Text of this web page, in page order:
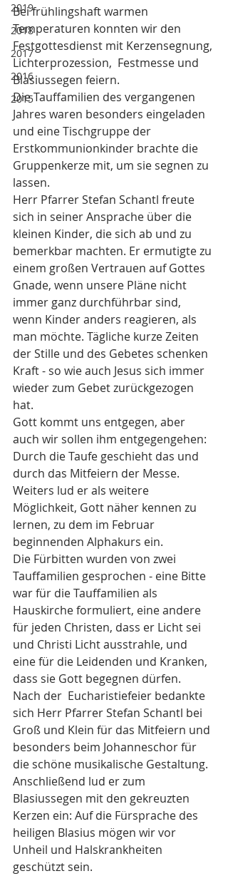
2019
2018
2017
2016
2015
Bei frühlingshaft warmen
Temperaturen konnten wir den
Festgottesdienst mit Kerzensegnung,
Lichterprozession,  Festmesse und
Blasiussegen feiern.
Die Tauffamilien des vergangenen
Jahres waren besonders eingeladen
und eine Tischgruppe der
Erstkommunionkinder brachte die
Gruppenkerze mit, um sie segnen zu
lassen.
Herr Pfarrer Stefan Schantl freute
sich in seiner Ansprache über die
kleinen Kinder, die sich ab und zu
bemerkbar machten. Er ermutigte zu
einem großen Vertrauen auf Gottes
Gnade, wenn unsere Pläne nicht
immer ganz durchführbar sind,
wenn Kinder anders reagieren, als
man möchte. Tägliche kurze Zeiten
der Stille und des Gebetes schenken
Kraft - so wie auch Jesus sich immer
wieder zum Gebet zurückgezogen
hat.
Gott kommt uns entgegen, aber
auch wir sollen ihm entgegengehen:
Durch die Taufe geschieht das und
durch das Mitfeiern der Messe.
Weiters lud er als weitere
Möglichkeit, Gott näher kennen zu
lernen, zu dem im Februar
beginnenden Alphakurs ein.
Die Fürbitten wurden von zwei
Tauffamilien gesprochen - eine Bitte
war für die Tauffamilien als
Hauskirche formuliert, eine andere
für jeden Christen, dass er Licht sei
und Christi Licht ausstrahle, und
eine für die Leidenden und Kranken,
dass sie Gott begegnen dürfen.
Nach der  Eucharistiefeier bedankte
sich Herr Pfarrer Stefan Schantl bei
Groß und Klein für das Mitfeiern und
besonders beim Johanneschor für
die schöne musikalische Gestaltung.
Anschließend lud er zum
Blasiussegen mit den gekreuzten
Kerzen ein: Auf die Fürsprache des
heiligen Blasius mögen wir vor
Unheil und Halskrankheiten
geschützt sein.